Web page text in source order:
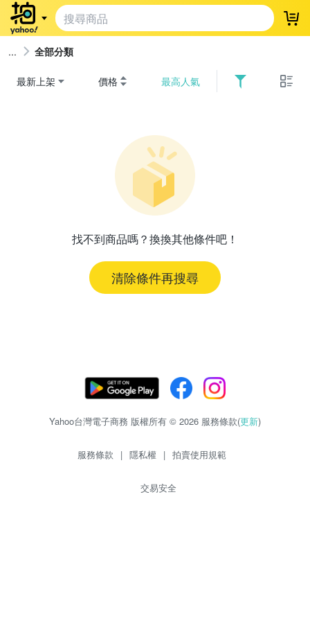
登
全部分類
最新上架 價格 最高人氣
找不到商品嗎？換換其他條件吧！
清除條件再搜尋
Yahoo台灣電子商務 版權所有 © 2026 服務條款(更新)
服務條款 | 隱私權 | 拍賣使用規範
交易安全